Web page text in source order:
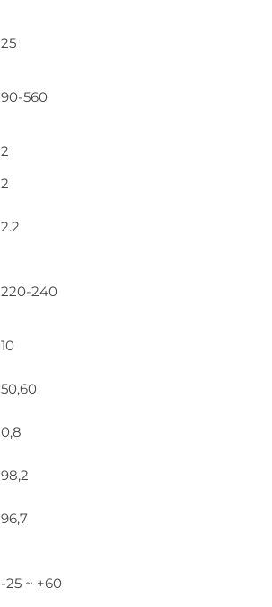
25
90-560
2
2
2.2
220-240
10
50,60
0,8
98,2
96,7
-25 ~ +60